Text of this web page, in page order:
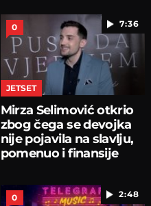
7:36
0
JETSET
Mirza Selimović otkrio
zbog čega se devojka
nije pojavila na slavlju,
pomenuo i finansije
2:48
0